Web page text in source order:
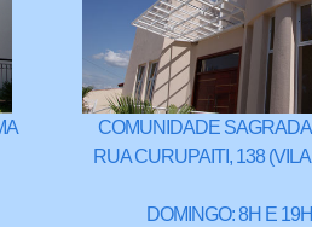
COMUNIDADE
RUA CURUPAITI, 138
DOMINGO: 8H E